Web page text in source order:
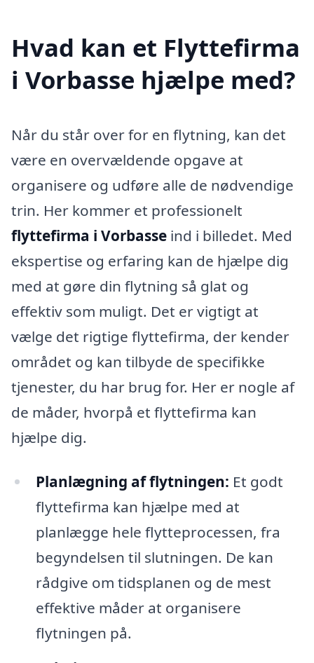
Hvad kan et Flyttefirma
i Vorbasse hjælpe med?
Når du står over for en flytning, kan det
være en overvældende opgave at
organisere og udføre alle de nødvendige
trin. Her kommer et professionelt
flyttefirma i Vorbasse ind i billedet. Med
ekspertise og erfaring kan de hjælpe dig
med at gøre din flytning så glat og
effektiv som muligt. Det er vigtigt at
vælge det rigtige flyttefirma, der kender
området og kan tilbyde de specifikke
tjenester, du har brug for. Her er nogle af
de måder, hvorpå et flyttefirma kan
hjælpe dig.
Planlægning af flytningen: Et godt
flyttefirma kan hjælpe med at
planlægge hele flytteprocessen, fra
begyndelsen til slutningen. De kan
rådgive om tidsplanen og de mest
effektive måder at organisere
flytningen på.